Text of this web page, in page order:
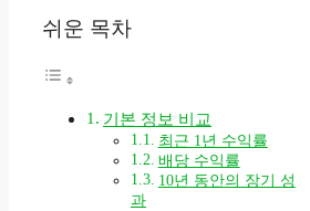
쉬운 목차
기본 정보 비교
최근 1년 수익률
배당 수익률
10년 동안의 장기 성
과